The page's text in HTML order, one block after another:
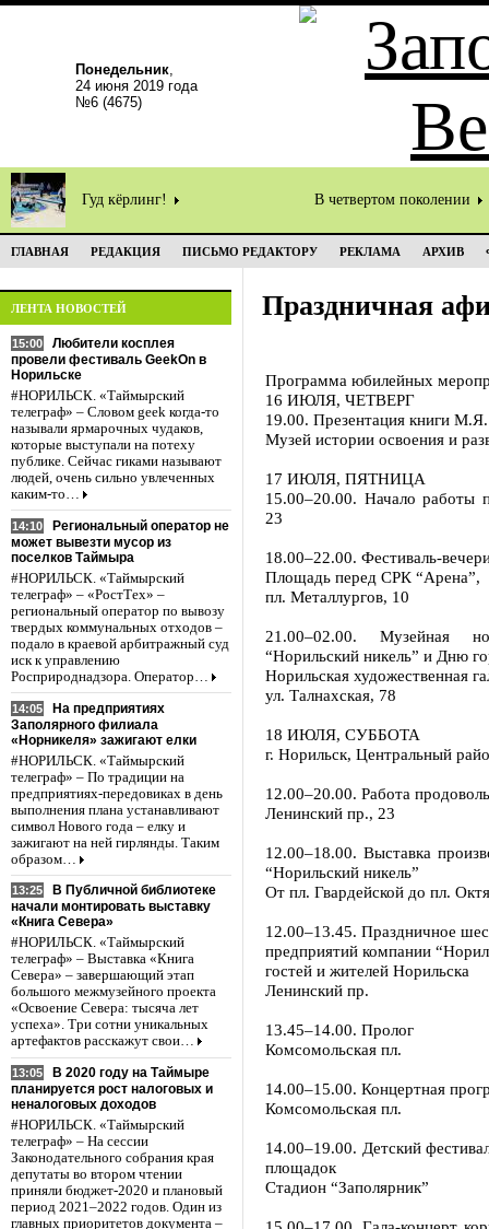
Понедельник,
24 июня 2019 года
№6 (4675)
Гуд кёрлинг! В четвертом поколении
ГЛАВНАЯ РЕДАКЦИЯ ПИСЬМО РЕДАКТОРУ РЕКЛАМА АРХИВ
ЛЕНТА НОВОСТЕЙ
15:00
Любители косплея
провели фестиваль GeekOn в
Норильске
#НОРИЛЬСК. «Таймырский
телеграф» – Словом geek когда-то
называли ярмарочных чудаков,
которые выступали на потеху
публике. Сейчас гиками называют
людей, очень сильно увлеченных
каким-то…
14:10
Региональный оператор не
может вывезти мусор из
поселков Таймыра
#НОРИЛЬСК. «Таймырский
телеграф» – «РостТех» –
региональный оператор по вывозу
твердых коммунальных отходов –
подало в краевой арбитражный суд
иск к управлению
Росприроднадзора. Оператор…
14:05
На предприятиях
Заполярного филиала
«Норникеля» зажигают елки
#НОРИЛЬСК. «Таймырский
телеграф» – По традиции на
предприятиях-передовиках в день
выполнения плана устанавливают
символ Нового года – елку и
зажигают на ней гирлянды. Таким
образом…
13:25
В Публичной библиотеке
начали монтировать выставку
«Книга Севера»
#НОРИЛЬСК. «Таймырский
телеграф» – Выставка «Книга
Севера» – завершающий этап
большого межмузейного проекта
«Освоение Севера: тысяча лет
успеха». Три сотни уникальных
артефактов расскажут свои…
13:05
В 2020 году на Таймыре
планируется рост налоговых и
неналоговых доходов
#НОРИЛЬСК. «Таймырский
телеграф» – На сессии
Законодательного собрания края
депутаты во втором чтении
приняли бюджет-2020 и плановый
период 2021–2022 годов. Один из
главных приоритетов документа –
Праздничная
Программа юбилейных
16 ИЮЛЯ, ЧЕТВЕРГ
19.00. Презентация книги
Музей истории освоения и
17 ИЮЛЯ, ПЯТНИЦА
15.00–20.00. Начало работы
23
18.00–22.00. Фестиваль-
Площадь перед СРК “Арена”,
пл. Металлургов, 10
21.00–02.00. Музейная
“Норильский никель” и Дню
Норильская художественная
ул. Талнахская, 78
18 ИЮЛЯ, СУББОТА
г. Норильск, Центральный
12.00–20.00. Работа
Ленинский пр., 23
12.00–18.00. Выставка
“Норильский никель”
От пл. Гвардейской до пл.
12.00–13.45. Праздничное
предприятий компании
гостей и жителей Норильска
Ленинский пр.
13.45–14.00. Пролог
Комсомольская пл.
14.00–15.00. Концертная
Комсомольская пл.
14.00–19.00. Детский
площадок
Стадион “Заполярник”